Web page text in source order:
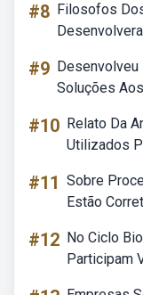
#8 Filosofos
#9
Soluções
#10 Relato Da
Utilizados
#11 Sobre
Estão
#12 No Ciclo
Participam